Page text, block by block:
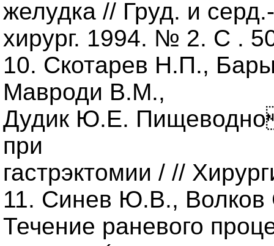
желудка // Груд. и
хирург. 1994. № 2. С .
10. Скотарев Н.П.,
Мавроди В.М.,
Дудик Ю.Е.
при
гастрэктомии / //
11. Синев Ю.В.,
Течение раневого